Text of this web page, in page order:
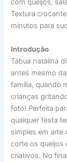
com queijos,
Textura
minutos para
Introdução
Tábua natalina
antes mesmo
família, quando
crianças
foto! Perfeita
qualquer festa
simples em arte
corte os queijos
criativos. No